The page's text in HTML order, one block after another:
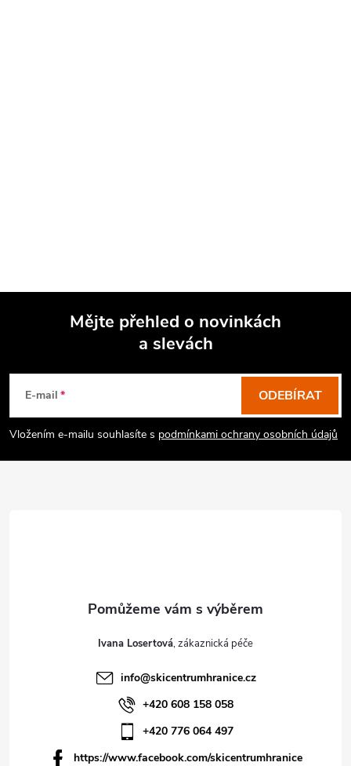
Mějte přehled o novinkách
a slevách
E-mail
Vložením e-mailu souhlasíte s podmínkami ochrany osobních údajů
ODEBÍRAT
Ivana Losertová
info@skicentrumhranice.cz
+420 608 158 058
+420 776 064 497
https://www.facebook.com/skicentrumhranice